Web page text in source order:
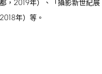
都， 2019年）、「攝影新世紀展
2018年）等。